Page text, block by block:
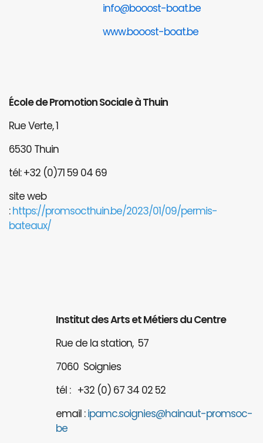
info@booost-boat.be
www.booost-boat.be
École de Promotion Sociale à Thuin
Rue Verte, 1
6530 Thuin
tél: +32 (0)71 59 04 69
site web
:https://promsocthuin.be/2023/01/09/permis-
bateaux/
Institut des Arts et Métiers du Centre
Rue de la station, 57
7060 Soignies
tél : +32 (0) 67 34 02 52
email :ipamc.soignies@hainaut-promsoc-
be